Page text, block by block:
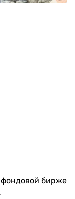
фондовой бирже